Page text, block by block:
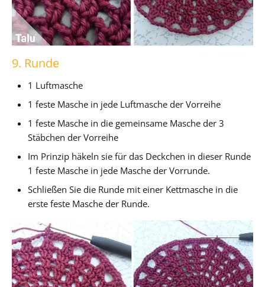
9. Runde
1 Luftmasche
1 feste Masche in jede Luftmasche der Vorreihe
1 feste Masche in die gemeinsame Masche der 3
Stäbchen der Vorreihe
Im Prinzip häkeln sie für das Deckchen in dieser Runde
1 feste Masche in jede Masche der Vorrunde.
Schließen Sie die Runde mit einer Kettmasche in die
erste feste Masche der Runde.